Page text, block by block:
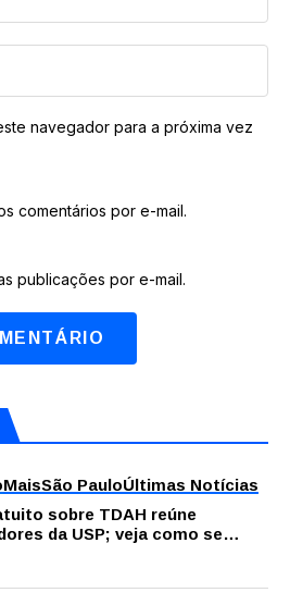
navegador para a próxima vez
comentários por e-mail.
publicações por e-mail.
MaisSão PauloÚltimas Notícias
sobre TDAH reúne
da USP; veja como se